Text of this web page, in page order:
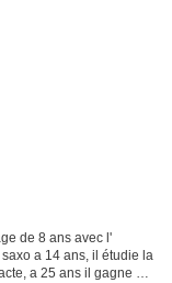
de 8 ans avec l'
a 14 ans, il étudie la
a 25 ans il gagne un